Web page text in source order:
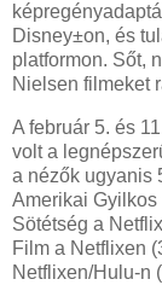
Disney±on, és
platformon. Sőt,
Nielsen filmeket
A február 5. és
volt a
a nézők ugyanis
Amerikai Gyilkos
Sötétség a
Film a Netflixen
Netflixen/Hulu-n